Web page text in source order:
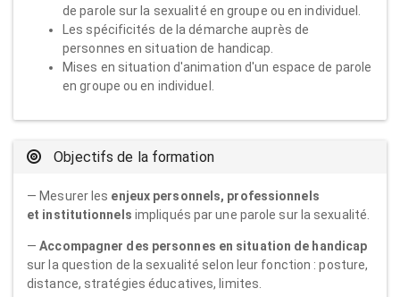
de parole sur la sexualité en groupe ou en individuel.
Les spécificités de la démarche auprès de
personnes en situation de handicap.
Mises en situation d'animation d'un espace de parole
en groupe ou en individuel.
Objectifs de la formation
— Mesurer les enjeux personnels, professionnels
et institutionnels impliqués par une parole sur la sexualité.
—Accompagner des personnes en situation de handicap
sur la question de la sexualité selon leur fonction : posture,
distance, stratégies éducatives, limites.